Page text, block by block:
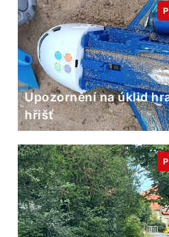
Upozornění na úklid
hřišť